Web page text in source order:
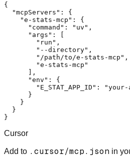
{
"mcpServers" :
{
"e-stats-mcp" :
{
"command" : "uv" ,
"args" :
[
"run" ,
"--directory" ,
"/path/to/e-stats-mcp" ,
"e-stats-mcp"
] ,
"env" :
{
"E_STAT_APP_ID" :
"your-
}
}
}
}
Cursor
Add to .cursor/mcp.json in